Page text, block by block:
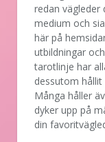
redan vägleder
medium och
här på
utbildningar
tarotlinje har
dessutom
Många håller
dyker upp på
din